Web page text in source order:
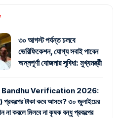
৩০ আগস্ট পর্যন্ত চলবে
ভেরিফিকেশন, যোগ্য সবাই পাবেন
অন্নপূর্ণা যোজনার সুবিধা: মুখ্যমন্ত্রী
Bandhu Verification 2026:
টাকা কবে আসবে? ৩০ জুলাইয়ের
না করলে মিলবে না কৃষক বন্ধু প্রকল্পের